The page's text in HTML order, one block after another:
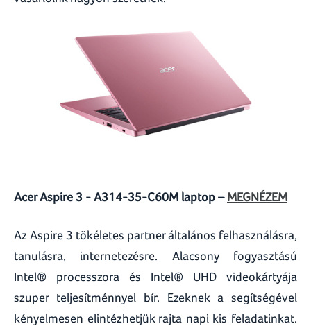
Acer Aspire 3 - A314-35-C60M laptop –MEGNÉZEM
Az Aspire 3 tökéletes partner általános felhasználásra,
tanulásra, internetezésre. Alacsony fogyasztású
Intel® processzora és Intel® UHD videokártyája
szuper teljesítménnyel bír. Ezeknek a segítségével
kényelmesen elintézhetjük rajta napi kis feladatinkat.